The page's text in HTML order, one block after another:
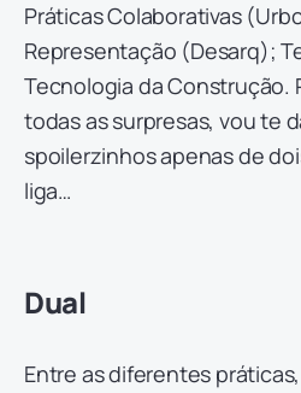
Práticas Colaborativas
Representação (Desarq);
Tecnologia da Construção.
todas as surpresas, vou te
spoilerzinhos apenas de
liga…
Dual
Entre as diferentes